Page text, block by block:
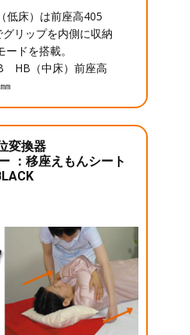
床）は前座高405
リップを内側に収納
ドを搭載。
HB（中床）前座高
変換器
：移座えもんシート